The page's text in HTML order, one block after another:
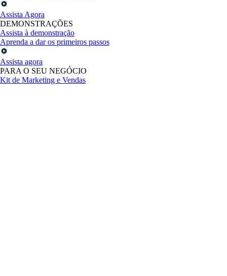
Assista Agora
DEMONSTRAÇÕES
Assista à demonstração
Aprenda a dar os primeiros passos
Assista agora
PARA O SEU NEGÓCIO
Kit de Marketing e Vendas